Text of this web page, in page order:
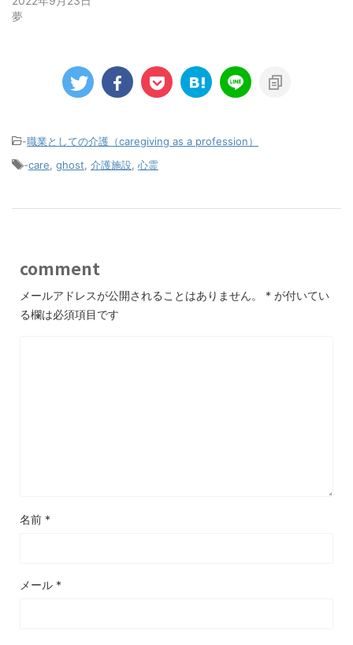
夢
-職業としての介護（caregiving as a profession）
-care ghost 介護施設 心霊
comment
メールアドレスが公開されることはありません。 * が付いてい
る欄は必須項目です
名前 *
メール *